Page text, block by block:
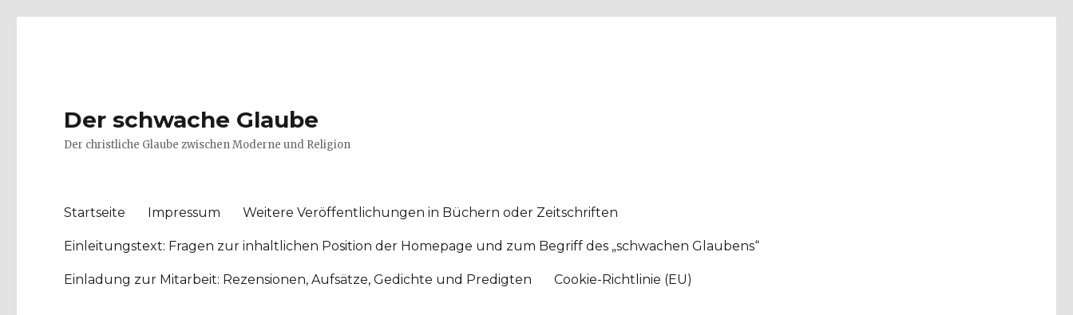
Der schwache Glaube
Der christliche Glaube zwischen Moderne und Religion
Startseite Impressum Weitere Veröffentlichungen in Büchern oder Zeitschriften
Einleitungstext: Fragen zur inhaltlichen Position der Homepage und zum Begriff des „schwachen Glaubens“
Einladung zur Mitarbeit: Rezensionen, Aufsätze, Gedichte und Predigten Cookie-Richtlinie (EU)